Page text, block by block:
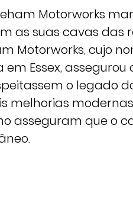
Motorworks
as suas cavas
Motorworks, cujo
Essex,
o legado
modernas.
asseguram que o